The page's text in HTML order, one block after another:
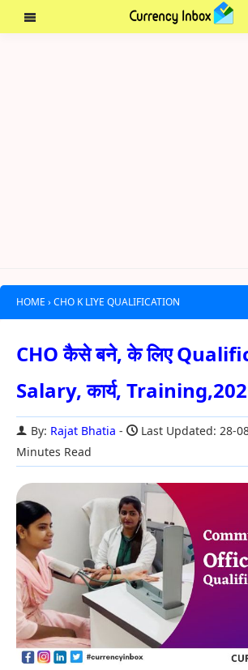
HOME › CHO K LIYE QUALIFICATION
CHO कैसे बने, के लिए
Salary, कार्य,
By: Rajat Bhatia Last Updated: 28-
Minutes Read